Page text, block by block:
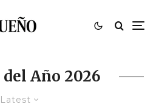
Año 2026
Latest